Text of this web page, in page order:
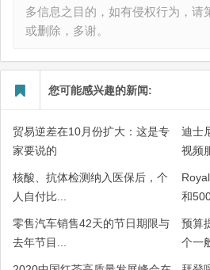
多信息之目的，如有侵权行为，请
或删除，多谢。
您可能感兴趣的新闻:
贸易逆差在10月份扩大：这是专
家要说的
迪士
视频
核酸、抗体检测纳入医保后，个
人自付比...
和
零售汽车销售42天的节日期限与
去年节目...
预算
个一